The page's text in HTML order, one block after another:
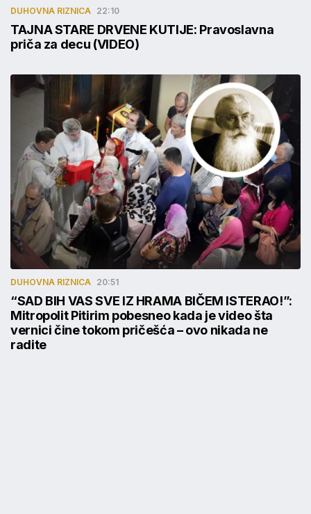
DUHOVNA RIZNICA 22:10
TAJNA STARE DRVENE KUTIJE: Pravoslavna
priča za decu (VIDEO)
DUHOVNA RIZNICA 20:51
“SAD BIH VAS SVE IZ HRAMA BIČEM ISTERAO!”:
Mitropolit Pitirim pobesneo kada je video šta
vernici čine tokom pričešća – ovo nikada ne
radite